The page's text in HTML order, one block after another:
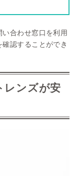
合わせ窓口を利用
認することができ
レンズが安